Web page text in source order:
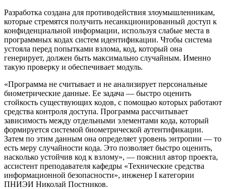
Разработка создана для противодействия злоумышленникам,
которые стремятся получить несанкционированный доступ к
конфиденциальной информации, используя слабые места в
программных кодах систем идентификации. Чтобы система
устояла перед попытками взлома, код, который она
генерирует, должен быть максимально случайным. Именно
такую проверку и обеспечивает модуль.
«Программа не считывает и не анализирует персональные
биометрические данные. Ее задача — быстро оценить
стойкость существующих кодов, с помощью которых работают
средства контроля доступа. Программа рассчитывает
зависимость между отдельными элементами кода, который
формируется системой биометрической аутентификации.
Затем по этим данным она определяет уровень энтропии — то
есть меру случайности кода. Это позволяет быстро оценить,
насколько устойчив код к взлому», — пояснил автор проекта,
ассистент преподавателя кафедры «Технические средства
информационной безопасности», инженер I категории
ПНИЭИ Николай Постников.